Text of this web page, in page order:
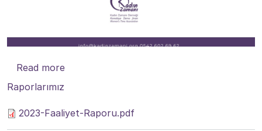
Read moreabout Kadın Zamanı Derneği 2023 Faaliyet
Raporlarımız
2023-Faaliyet-Raporu.pdf